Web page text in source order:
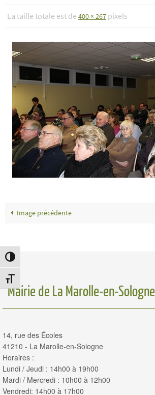
Passer en contraste élevé
Changer la taille de la police
La taille totale est de 400 × 267 pixels
Image précédente
Mairie de La Marolle-en-Sologne
14, rue des Écoles
41210 - La Marolle-en-Sologne
Horaires :
Lundi / Jeudi : 14h00 à 19h00
Mardi / Mercredi : 10h00 à 12h00
Vendredi: 14h00 à 17h00